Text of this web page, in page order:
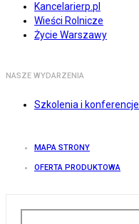
Kancelarierp.pl
Wieści Rolnicze
Życie Warszawy
NASZE WYDARZENIA
Szkolenia i konferencje
MAPA STRONY
OFERTA PRODUKTOWA